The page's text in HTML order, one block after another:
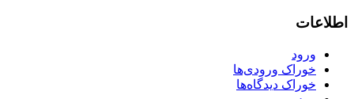
اطلاعات
ورود
خوراک ورودی‌ها
خوراک دیدگاه‌ها